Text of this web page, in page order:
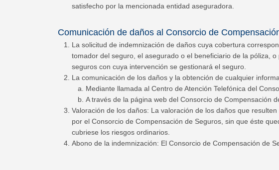
satisfecho por la mencionada entidad aseguradora.
Comunicación de daños al Consorcio de
La solicitud de indemnización de daños cuya cobertura
tomador del seguro, el asegurado o el beneficiario de la póliza,
seguros con cuya intervención se gestionará el seguro.
La comunicación de los daños y la obtención de cualquier
Mediante llamada al Centro de Atención Telefónica del
A través de la página web del Consorcio de Compensación
Valoración de los daños: La valoración de los daños que
por el Consorcio de Compensación de Seguros, sin que éste
cubriese los riesgos ordinarios.
Abono de la indemnización: El Consorcio de Compensación de